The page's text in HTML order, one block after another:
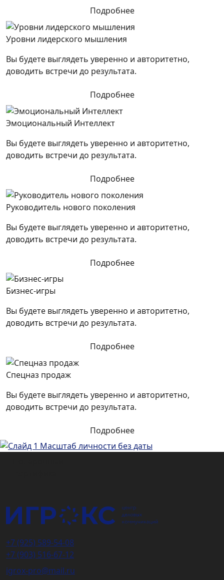
Подробнее
Уровни лидерского мышления
Вы будете выглядеть уверенно и авторитетно,
доводить встречи до результата.
Подробнее
Эмоциональный Интеллект
Вы будете выглядеть уверенно и авторитетно,
доводить встречи до результата.
Подробнее
Руководитель нового поколения
Вы будете выглядеть уверенно и авторитетно,
доводить встречи до результата.
Подробнее
Бизнес-игры
Вы будете выглядеть уверенно и авторитетно,
доводить встречи до результата.
Подробнее
Спецназ продаж
Вы будете выглядеть уверенно и авторитетно,
доводить встречи до результата.
Подробнее
+7 (925) 589-54-08
+7 (903) 516-67-12
igrox-pro@mail.ru